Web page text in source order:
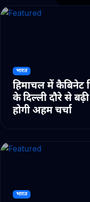
भारत
हिमाचल में कैबिनेट
के दिल्ली दौरे से
होगी अहम चर्चा
भारत